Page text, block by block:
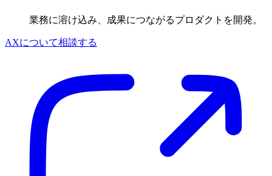
業務に溶け込み、成果につながるプロダクトを開発。
AXについて相談する